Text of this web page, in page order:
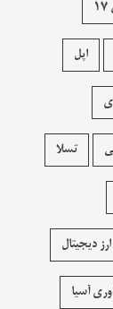
اپل
تسلا
دیجیتال
آسیا